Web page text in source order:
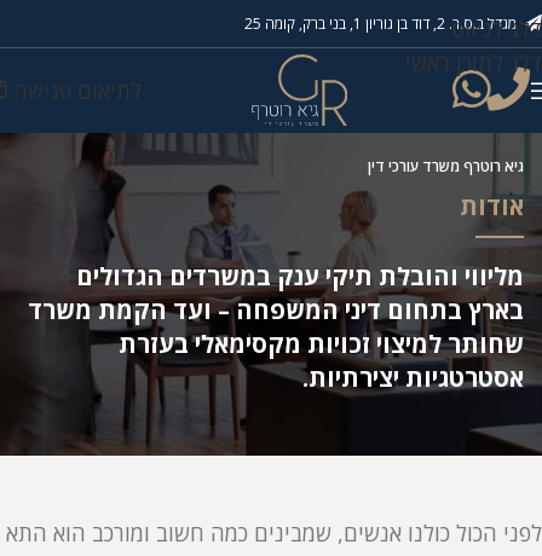
דלג לניווט
דלג לתוכן ראשי
מגדל ב.ס.ר. 2, דוד בן גוריון 1, בני ברק, קומה 25
לתיאום פגישה
גיא רוטרף משרד עורכי דין
אודות
מליווי והובלת תיקי ענק במשרדים הגדולים
בארץ בתחום דיני המשפחה – ועד הקמת משרד
שחותר למיצוי זכויות מקסימאלי בעזרת
אסטרטגיות יצירתיות.
לפני הכול כולנו אנשים, שמבינים כמה חשוב ומורכב הוא התא